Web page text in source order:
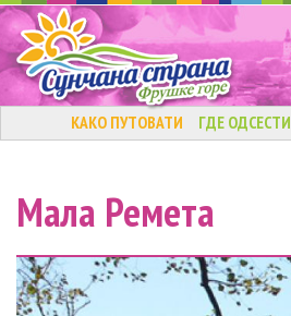
КАКО ПУТОВАТИ ГДЕ ОДСЕСТИ
Мала Ремета